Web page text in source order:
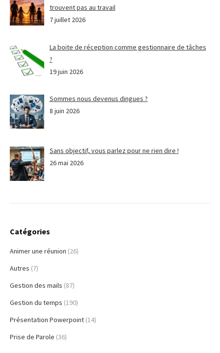
trouvent pas au travail
7 juillet 2026
La boite de réception comme gestionnaire de tâches
?
19 juin 2026
Sommes nous devenus dingues ?
8 juin 2026
Sans objectif, vous parlez pour ne rien dire !
26 mai 2026
Catégories
Animer une réunion (26)
Autres (7)
Gestion des mails (87)
Gestion du temps (190)
Présentation Powerpoint (14)
Prise de Parole (36)